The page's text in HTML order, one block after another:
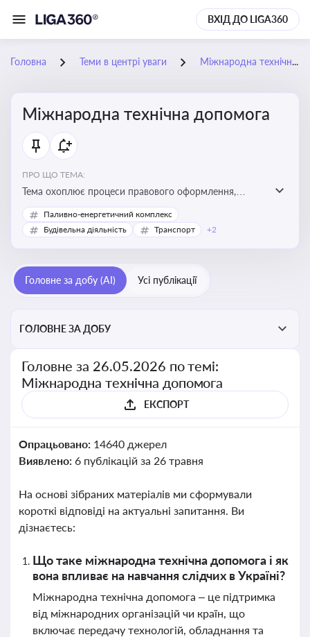
ВХІД ДО LIGA360
Головна Теми в центрі уваги Міжнародна технічна допомога
Міжнародна технічна допомога
ПРО ЩО ТЕМА:
Тема охоплює процеси правового оформлення,
адміністрування і контролю технічної допомоги, що
надається Україні з-за кордону, і є критично
Паливно-енергетичний комплекс
Будівельна діяльність
Транспорт +2
Головне за добу (AI) Усі публікації
ГОЛОВНЕ ЗА ДОБУ
Головне за 26.05.2026 по темі:
Міжнародна технічна допомога
ЕКСПОРТ
Опрацьовано: 14640 джерел
Виявлено: 6 публікацій за 26 травня
На основі зібраних матеріалів ми сформували
короткі відповіді на актуальні запитання. Ви
дізнаєтесь:
Що таке міжнародна технічна допомога і як
вона впливає на навчання слідчих в Україні?
Міжнародна технічна допомога – це підтримка
від міжнародних організацій чи країн, що
включає передачу технологій, обладнання та